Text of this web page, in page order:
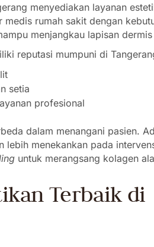
menyediakan layanan
rumah sakit dengan
menjangkau lapisan
reputasi mumpuni di
setia
profesional
dalam menangani pasien.
lebih menekankan pada
untuk merangsang kolagen
Terbaik di